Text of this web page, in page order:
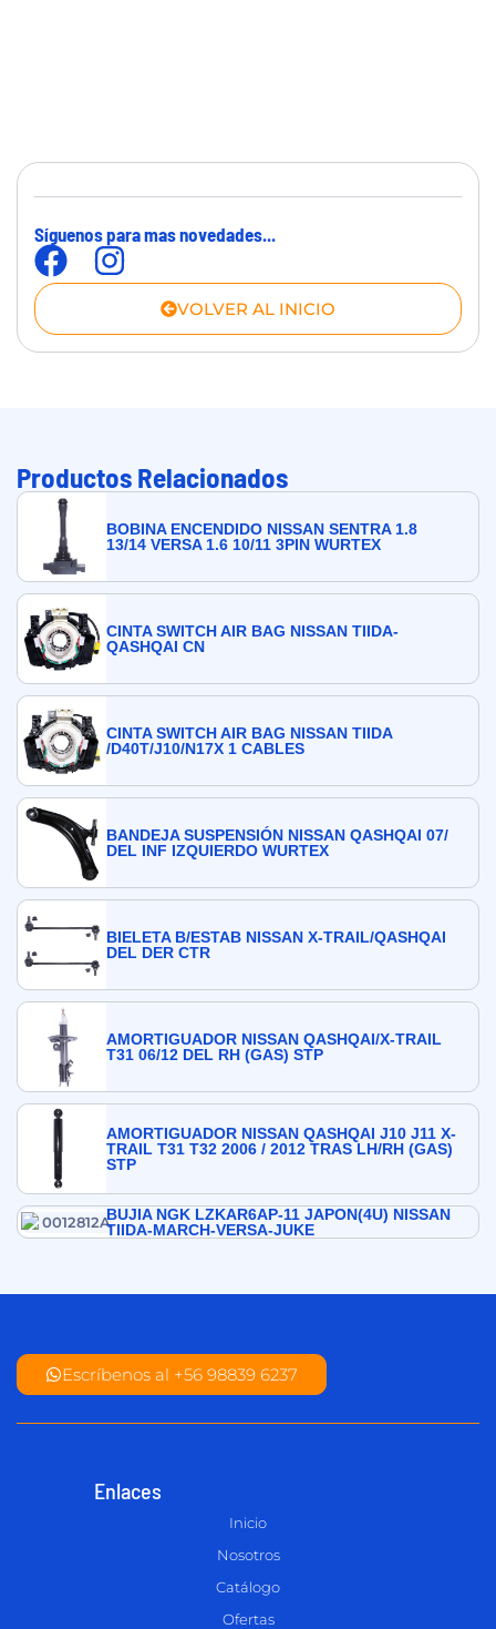
Síguenos para mas novedades...
VOLVER AL INICIO
Productos Relacionados
BOBINA ENCENDIDO NISSAN SENTRA 1.8
13/14 VERSA 1.6 10/11 3PIN WURTEX
CINTA SWITCH AIR BAG NISSAN TIIDA-
QASHQAI CN
CINTA SWITCH AIR BAG NISSAN TIIDA
/D40T/J10/N17X 1 CABLES
BANDEJA SUSPENSIÓN NISSAN QASHQAI 07/
DEL INF IZQUIERDO WURTEX
BIELETA B/ESTAB NISSAN X-TRAIL/QASHQAI
DEL DER CTR
AMORTIGUADOR NISSAN QASHQAI/X-TRAIL
T31 06/12 DEL RH (GAS) STP
AMORTIGUADOR NISSAN QASHQAI J10 J11 X-
TRAIL T31 T32 2006 / 2012 TRAS LH/RH (GAS)
STP
BUJIA NGK LZKAR6AP-11 JAPON(4U) NISSAN
TIIDA-MARCH-VERSA-JUKE
Escríbenos al +56 98839 6237
Enlaces
Inicio
Nosotros
Catálogo
Ofertas